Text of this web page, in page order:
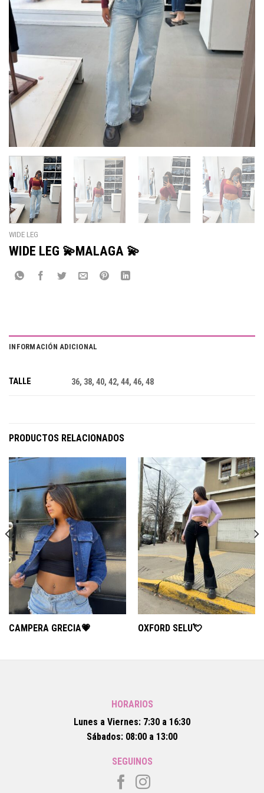
WIDE LEG
WIDE LEG 💫MALAGA 💫
INFORMACIÓN ADICIONAL
TALLE 36, 38, 40, 42, 44, 46, 48
PRODUCTOS RELACIONADOS
CAMPERA GRECIA💗 OXFORD SELU💘
HORARIOS
Lunes a Viernes: 7:30 a 16:30
Sábados: 08:00 a 13:00
SEGUINOS